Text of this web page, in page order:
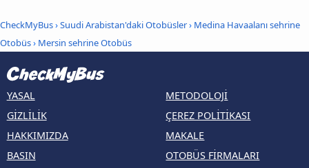
CheckMyBus›Suudi Arabistan'daki Otobüsler› Medina Havaalanı sehrine
Otobüs› Mersin sehrine Otobüs
YASAL
GIZLILIK
HAKKIMIZDA
BASIN
METODOLOJI
ÇEREZ POLITIKASI
MAKALE
OTOBÜS FIRMALARI